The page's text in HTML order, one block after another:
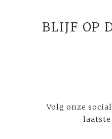
BLIJF OP
Volg onze
laatste